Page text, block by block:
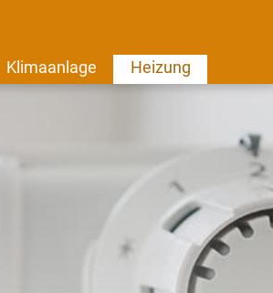
Klimaanlage Heizung